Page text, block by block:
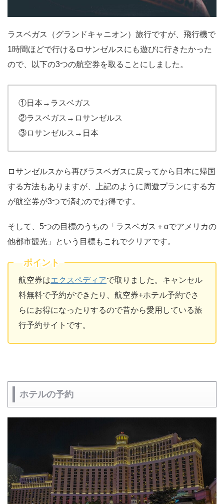
ラスベガス（グランドキャニオン）旅行ですが、飛行機で
1時間ほどで行けるロサンゼルスにも遊びに行きたかった
ので、以下の3つの航空券を取ることにしました。
①日本→ラスベガス
②ラスベガス→ロサンゼルス
③ロサンゼルス→日本
ロサンゼルスから再びラスベガスに戻ってから日本に帰国
する方法もありますが、上記のように周遊プランにする方
が航空券が3つで済むのでお得です。
そして、5つの目標のうちの「ラスベガス＋αでアメリカの
他都市観光」という目標もこれでクリアです。
ポイント
航空券はエクスペディアで取りました。キャンセル
料無料で予約ができたり、航空券+ホテル予約でさ
らにお得になったりするので昔から愛用している旅
行予約サイトです。
ホテルの予約